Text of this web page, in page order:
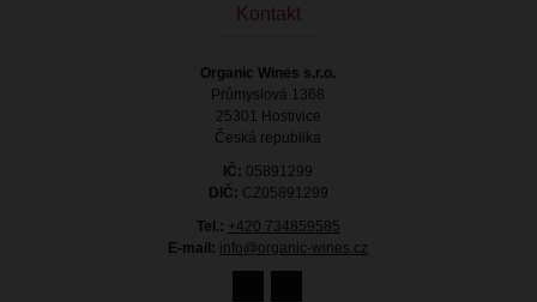
Kontakt
Organic Wines s.r.o.
Průmyslová 1368
25301 Hostivice
Česká republika
IČ: 05891299
DIČ: CZ05891299
Tel.: +420 734859585
E-mail: info@organic-wines.cz